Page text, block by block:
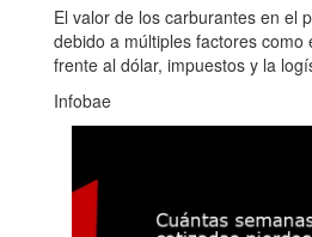
El valor de los carburantes en el
debido a múltiples factores como
frente al dólar, impuestos y la
Infobae